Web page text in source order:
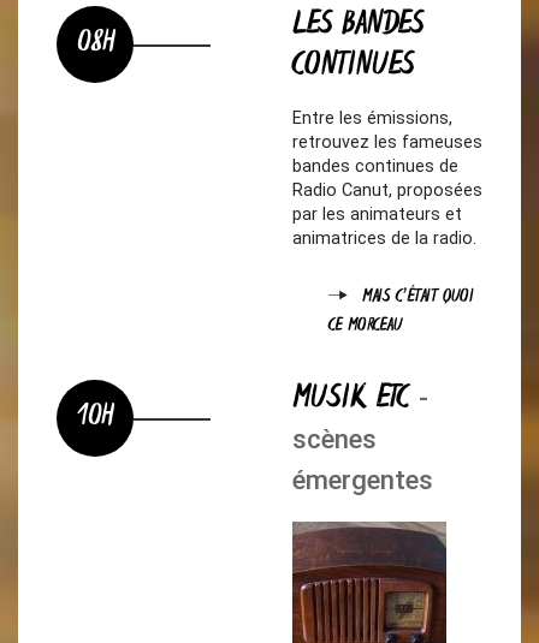
08H
LES BANDES
CONTINUES
Entre les émissions,
retrouvez les fameuses
bandes continues de
Radio Canut, proposées
par les animateurs et
animatrices de la radio.
MAIS C'ÉTAIT QUOI
CE MORCEAU
10H MUSIK ETC -
scènes
émergentes